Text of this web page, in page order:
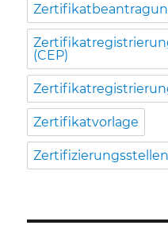
(CEP)
Zertifikatvorlage